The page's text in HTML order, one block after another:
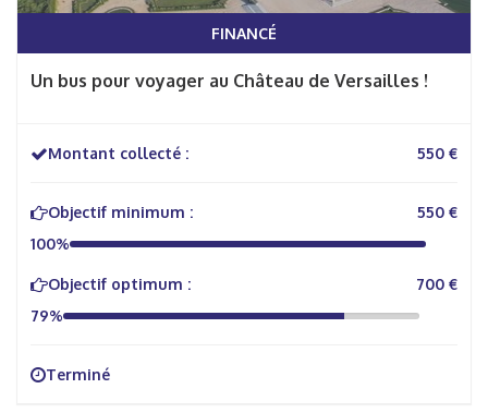
FINANCÉ
Un bus pour voyager au Château de Versailles !
Montant collecté : 550 €
Objectif minimum :
550 €
100%
Objectif optimum :
700 €
79%
Terminé